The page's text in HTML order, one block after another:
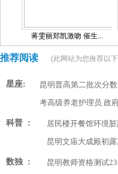
蒋雯丽郑凯激吻 催生...
推荐阅读 (此网站为您推荐以
星座: 昆明普高第二批次分数
考高级养老护理员 政
科普 : 居民楼开餐馆环境
昆明文庙大成殿初
数独 : 昆明教师资格测试